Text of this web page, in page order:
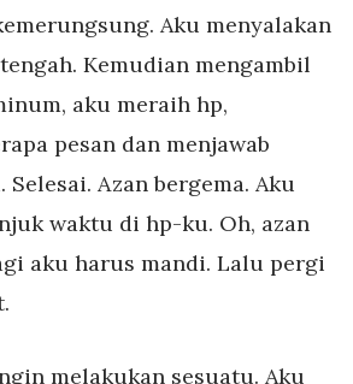
Aku menyalakan
Kemudian mengambil
aku meraih hp,
pesan dan menjawab
Azan bergema. Aku
waktu di hp-ku. Oh, azan
aku harus mandi. Lalu pergi
melakukan sesuatu. Aku